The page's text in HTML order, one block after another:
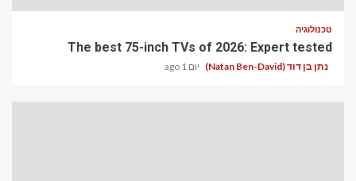
טכנולוגיה
The best 75-inch TVs of 2026: Expert tested
נתן בן דוד (Natan Ben-David) יום 1 ago